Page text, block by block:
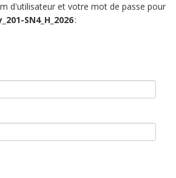
d'utilisateur et votre mot de passe pour
SN4_H_2026: